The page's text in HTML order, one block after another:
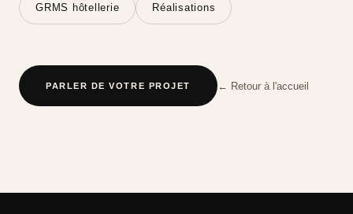
GRMS hôtellerie Réalisations
PARLER DE VOTRE PROJET ← Retour à l'accueil